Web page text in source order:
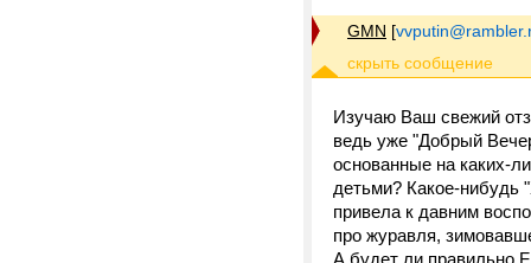
GMN [
Изучаю Ваш свежий
ведь уже "Добрый
основанные на каких-
детьми? Какое-нибудь
привела к давним
про журавля,
А будет ли правильно